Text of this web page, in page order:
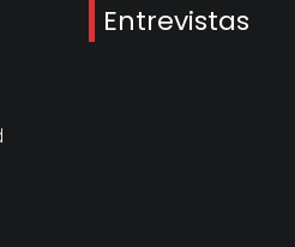
Entrevistas